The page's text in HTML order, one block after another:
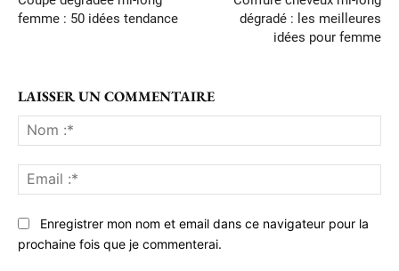
femme : 50 idées tendance
dégradé : les meilleures
idées pour femme
LAISSER UN COMMENTAIRE
:*
:*
Enregistrer mon nom et email dans ce navigateur pour la
prochaine fois que je commenterai.